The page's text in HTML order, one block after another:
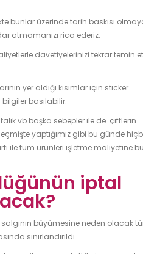
bunlar üzerinde tarih baskısı
atmamanızı rica ederiz.
davetiyelerinizi tekrar temin
yer aldığı kısımlar için sticker
basılabilir.
vb başka sebepler ile de çiftlerin
yaptığımız gibi bu günde
ile tüm ürünleri işletme maliyetine bu
iptal
salgının büyümesine neden olacak
sınırlandırıldı.